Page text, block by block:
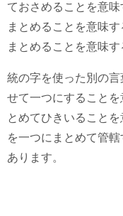
ておさめることを意
まとめることを意味
まとめることを意味
統の字を使った別の
せて一つにすること
とめてひきいること
を一つにまとめて管
あります。